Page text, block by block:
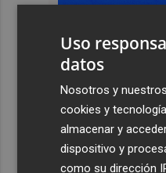
Uso
datos
Nosotros y
cookies y
almacenar y
dispositivo y
como su dirección